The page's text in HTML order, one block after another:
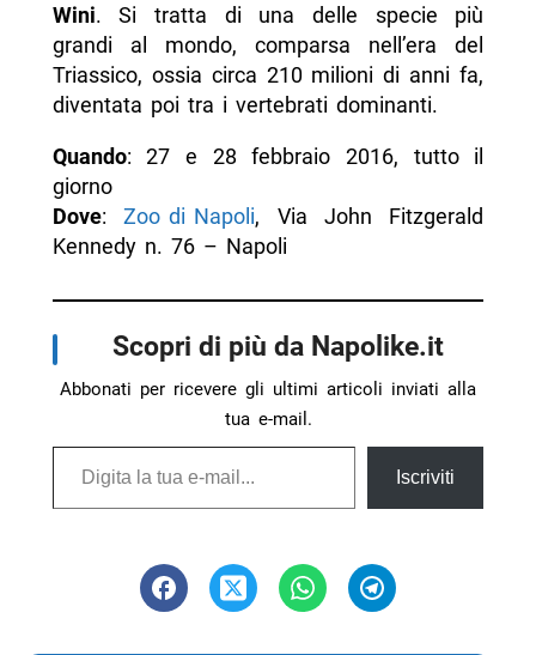
Wini. Si tratta di una delle specie più
grandi al mondo, comparsa nell’era del
Triassico, ossia circa 210 milioni di anni fa,
diventata poi tra i vertebrati dominanti.
Quando: 27 e 28 febbraio 2016, tutto il
giorno
Dove:Zoo di Napoli, Via John Fitzgerald
Kennedy n. 76 – Napoli
Scopri di più da Napolike.it
Abbonati per ricevere gli ultimi articoli inviati alla
tua e-mail.
Digita la tua e-mail...
Iscriviti